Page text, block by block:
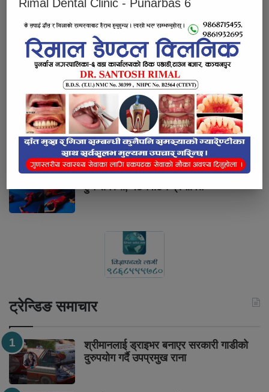
बहु–बिबाह र बाल–बिबाह मुद्दामा फरार
टीकापुरका एक जना पक्राउ
सल्यानमा एक सामुदायिक विद्यालयका शिक्षक
आफ्नै डेराको कोठामा मृत अवस्थामा फेला
बागेश्वरी माध्यमिक बिधालयका विद्यार्थीमा बेहोस
हुने समस्या, पठनपाठन प्रभावित
ट्रेन्डिङ समाचार
श्रीमानलाई ड्राइभर बनाएर सरकारी गाडीको
दुरुपयोग गर्दै उपप्रमुख राना
Rimal Dental Clinic - Punarbas 6